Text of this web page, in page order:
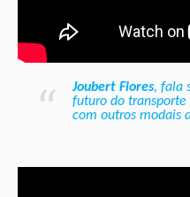
Joubert Flores, fala
futuro do transporte
com outros modais